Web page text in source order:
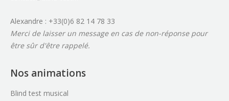
Alexandre : +33(0)6 82 14 78 33
Merci de laisser un message en cas de non-réponse pour
être sûr d'être rappelé.
Nos animations
Blind test musical